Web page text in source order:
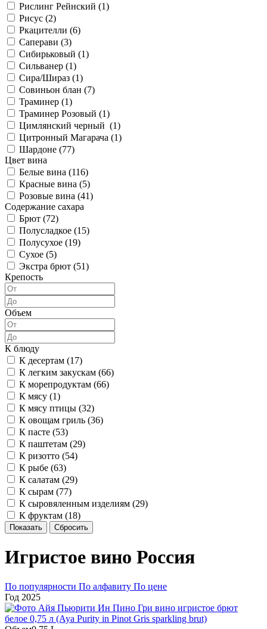
Рислинг Рейнский (1)
Рисус (2)
Ркацителли (6)
Саперави (3)
Сибирьковый (1)
Сильванер (1)
Сира/Шираз (1)
Совиньон блан (7)
Траминер (1)
Траминер Розовый (1)
Цимлянский черный (1)
Цитронный Магарача (1)
Шардоне (77)
Цвет вина
Белые вина (116)
Красные вина (5)
Розовые вина (41)
Содержание сахара
Брют (72)
Полусладкое (15)
Полусухое (19)
Сухое (5)
Экстра брют (51)
Крепость
Объем
К блюду
К десертам (17)
К легким закускам (66)
К морепродуктам (66)
К мясу (1)
К мясу птицы (32)
К овощам гриль (36)
К пасте (53)
К паштетам (29)
К ризотто (54)
К рыбе (63)
К салатам (29)
К сырам (77)
К сыровяленным изделиям (29)
К фруктам (18)
Показать Сбросить
Игристое вино Россия
По популярности По алфавиту По цене
Год 2025